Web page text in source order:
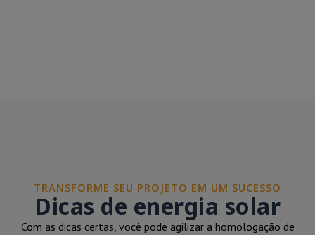
TRANSFORME SEU PROJETO EM UM SUCESSO
Dicas de energia solar
Com as dicas certas, você pode agilizar a homologação de